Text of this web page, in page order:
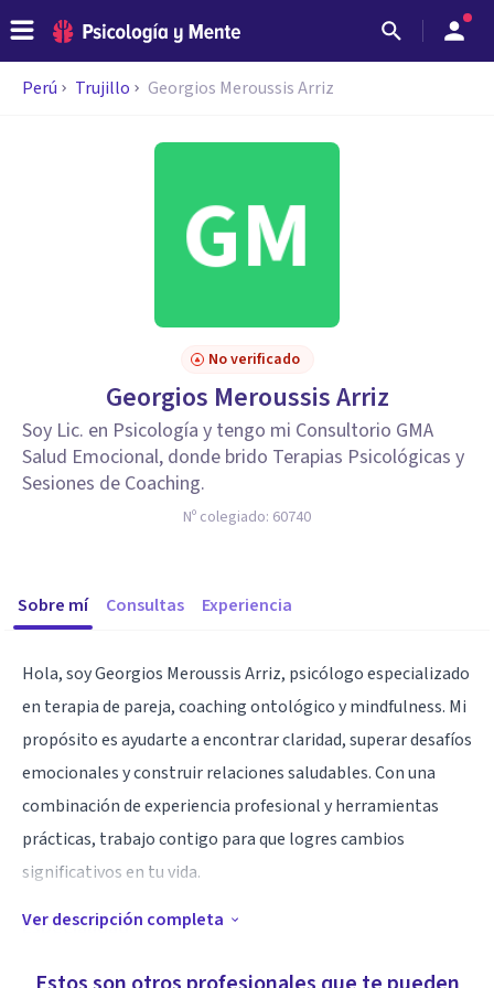
Perú Trujillo Georgios Meroussis Arriz
No verificado
Georgios Meroussis Arriz
Soy Lic. en Psicología y tengo mi Consultorio GMA
Salud Emocional, donde brido Terapias Psicológicas y
Sesiones de Coaching.
Nº colegiado: 60740
Sobre mí Consultas Experiencia
Hola, soy Georgios Meroussis Arriz, psicólogo especializado
en terapia de pareja, coaching ontológico y mindfulness. Mi
propósito es ayudarte a encontrar claridad, superar desafíos
emocionales y construir relaciones saludables. Con una
combinación de experiencia profesional y herramientas
prácticas, trabajo contigo para que logres cambios
significativos en tu vida.
Especialidad
Ver descripción completa